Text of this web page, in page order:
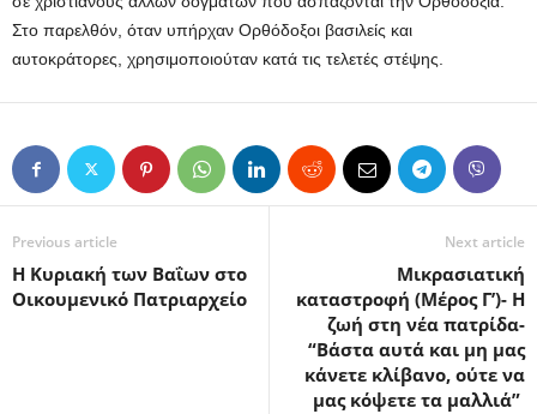
Στο παρελθόν, όταν υπήρχαν Ορθόδοξοι βασιλείς και
αυτοκράτορες, χρησιμοποιούταν κατά τις τελετές στέψης.
Previous article
Η Κυριακή των Βαΐων στο
Οικουμενικό Πατριαρχείο
Next article
Μικρασιατική
καταστροφή (Μέρος Γ’)- Η
ζωή στη νέα πατρίδα-
“Βάστα αυτά και μη μας
κάνετε κλίβανο, ούτε να
μας κόψετε τα μαλλιά”